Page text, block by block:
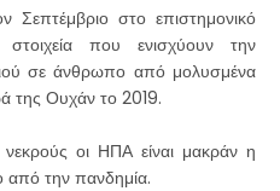
στο επιστημονικό
που ενισχύουν την
σε άνθρωπο από μολυσμένα
της Ουχάν το 2019.
οι ΗΠΑ είναι μακράν η
την πανδημία.